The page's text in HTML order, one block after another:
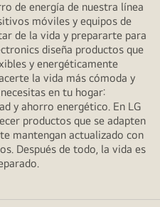
de energía de nuestra línea
móviles y equipos de
de la vida y prepararte para
diseña productos que
y energéticamente
la vida más cómoda y
en tu hogar:
y ahorro energético. En LG
productos que se adapten
mantengan actualizado con
Después de todo, la vida es